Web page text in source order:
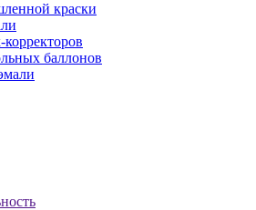
краски
баллонов